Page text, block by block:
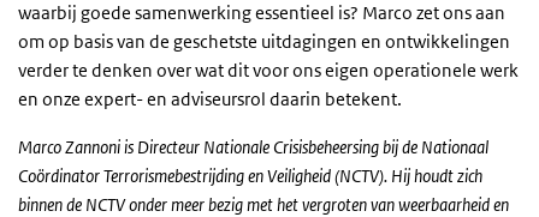
waarbij goede samenwerking essentieel is? Marco zet ons aan
om op basis van de geschetste uitdagingen en ontwikkelingen
verder te denken over wat dit voor ons eigen operationele werk
en onze expert- en adviseursrol daarin betekent.
Marco Zannoni is Directeur Nationale Crisisbeheersing bij de Nationaal
Coördinator Terrorismebestrijding en Veiligheid (NCTV). Hij houdt zich
binnen de NCTV onder meer bezig met het vergroten van weerbaarheid en